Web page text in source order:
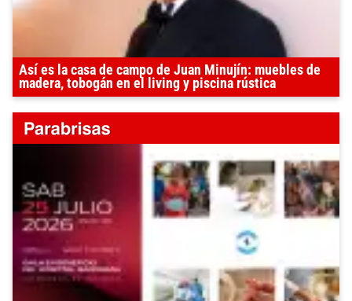
Así es la casa de campo de Juan Minujín: muebles de
madera, tobogán en el living y piscina rústica